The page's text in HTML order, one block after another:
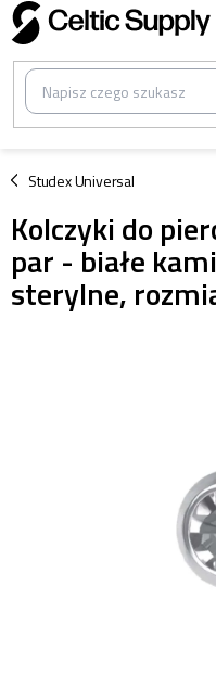
Przejść
do
treści
Studex Universal
/
Kolczyki do
par - białe
sterylne,